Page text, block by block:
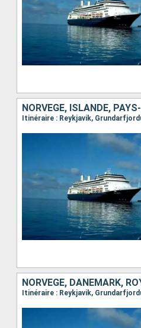
NORVÈGE, ISLANDE,
NORVÈGE, DANEMARK,